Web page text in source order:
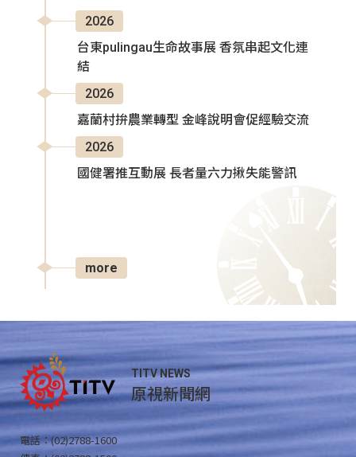
2026
台東pulingau生命故事展 香氛串起文化連
結
2026
嘉蘭村拚農業轉型 金峰說明會促經驗交流
2026
國健署推互動展 長者量六力揪失能警訊
more
TITV NEWS
原視新聞網
電話：(02)2788-1600